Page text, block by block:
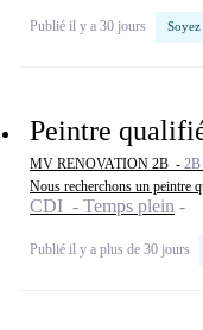
Publié il y a 30 jours
Peintre
MV RENOVATION 2B -
Nous recherchons un peintre
CDI - Temps plein
Publié il y a plus de 30 jours